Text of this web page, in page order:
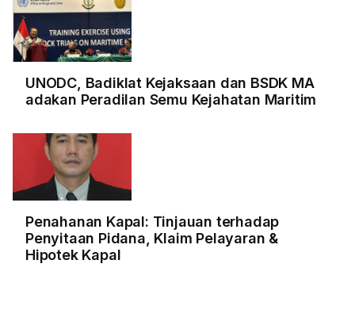
UNODC, Badiklat Kejaksaan dan BSDK MA
adakan Peradilan Semu Kejahatan Maritim
Penahanan Kapal: Tinjauan terhadap
Penyitaan Pidana, Klaim Pelayaran &
Hipotek Kapal